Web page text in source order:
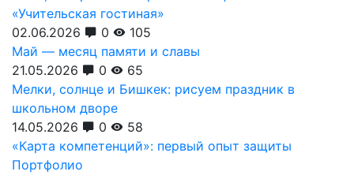
«Учительская гостиная»
02.06.2026
0
105
Май — месяц памяти и славы
21.05.2026
0
65
Мелки, солнце и Бишкек: рисуем праздник в
школьном дворе
14.05.2026
0
58
«Карта компетенций»: первый опыт защиты
Портфолио